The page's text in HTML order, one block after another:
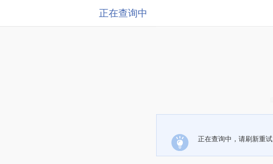
正在查询中
正在查询中，请刷新重试